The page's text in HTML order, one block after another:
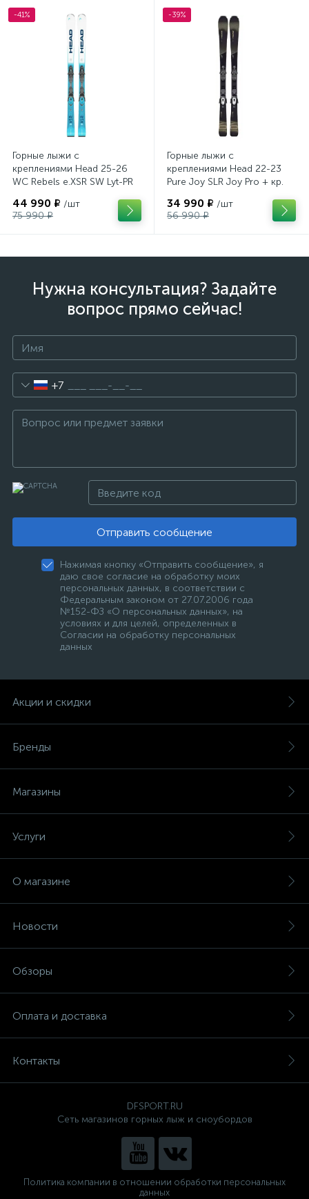
-41%
Горные лыжи с
креплениями Head 25-26
WC Rebels e.XSR SW Lyt-PR
(100943)
44 990 ₽ /шт
75 990 ₽
-39%
Горные лыжи с
креплениями Head 22-23
Pure Joy SLR Joy Pro + кр.
(100953)
34 990 ₽ /шт
56 990 ₽
Нужна консультация? Задайте
вопрос прямо сейчас!
+7
Отправить сообщение
Нажимая кнопку «Отправить сообщение», я
даю свое согласие на обработку моих
персональных данных, в соответствии с
Федеральным законом от 27.07.2006 года
№152-ФЗ «О персональных данных», на
условиях и для целей, определенных в
Согласии на обработку персональных
данных
Акции и скидки
Бренды
Магазины
Услуги
О магазине
Новости
Обзоры
Оплата и доставка
Контакты
DFSPORT.RU
Сеть магазинов горных лыж и сноубордов
Политика компании в отношении обработки персональных
данных